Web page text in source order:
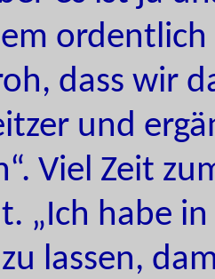
ordentlich
dass wir
und
Viel Zeit
„Ich habe
lassen,